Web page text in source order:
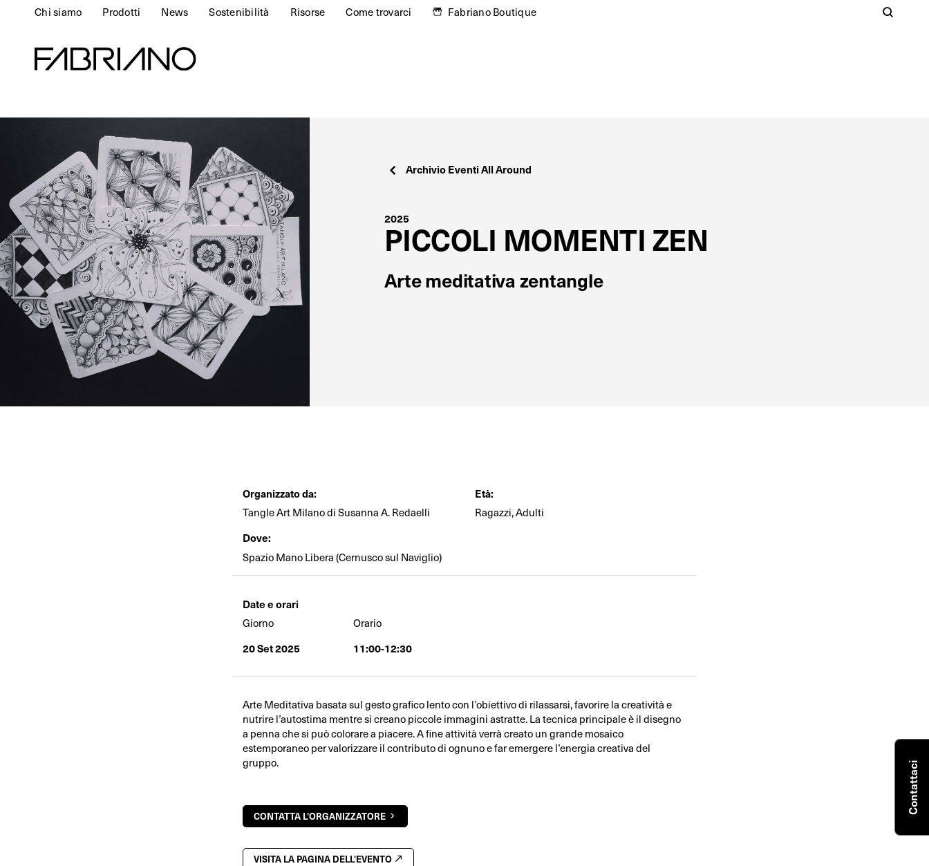
Chi siamo Prodotti News Sostenibilità Risorse Come trovarci Fabriano Boutique
Archivio Eventi All Around
2025
PICCOLI MOMENTI ZEN
Arte meditativa zentangle
Organizzato da:
Tangle Art Milano di Susanna A. Redaelli
Età:
Ragazzi, Adulti
Dove:
Spazio Mano Libera (Cernusco sul Naviglio)
Date e orari
Giorno Orario
20 Set 2025 11:00-12:30
Arte Meditativa basata sul gesto grafico lento con l’obiettivo di rilassarsi, favorire la creatività e
nutrire l’autostima mentre si creano piccole immagini astratte. La tecnica principale è il disegno
a penna che si può colorare a piacere. A fine attività verrà creato un grande mosaico
estemporaneo per valorizzare il contributo di ognuno e far emergere l’energia creativa del
gruppo.
CONTATTA L'ORGANIZZATORE
VISITA LA PAGINA DELL'EVENTO
Contattaci